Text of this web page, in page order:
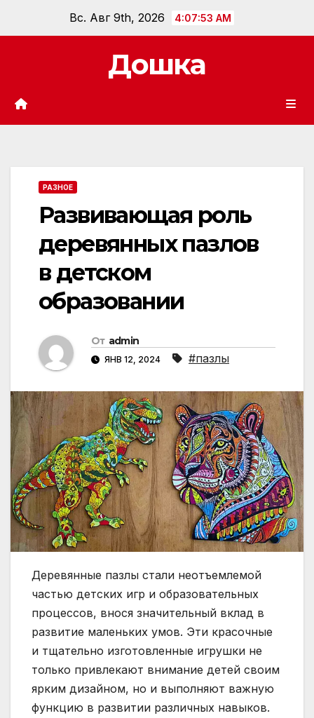
Вс. Авг 9th, 2026 4:07:54 AM
Дошка
РАЗНОЕ
Развивающая роль
деревянных пазлов
в детском
образовании
От admin
ЯНВ 12, 2024 #пазлы
Деревянные пазлы стали неотъемлемой
частью детских игр и образовательных
процессов, внося значительный вклад в
развитие маленьких умов. Эти красочные
и тщательно изготовленные игрушки не
только привлекают внимание детей своим
ярким дизайном, но и выполняют важную
функцию в развитии различных навыков.